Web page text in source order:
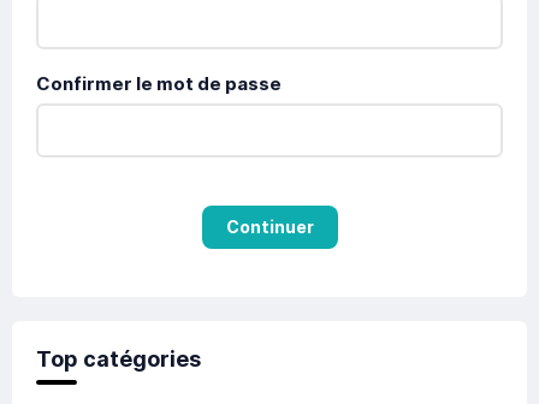
Confirmer le mot de passe
Continuer
Top catégories